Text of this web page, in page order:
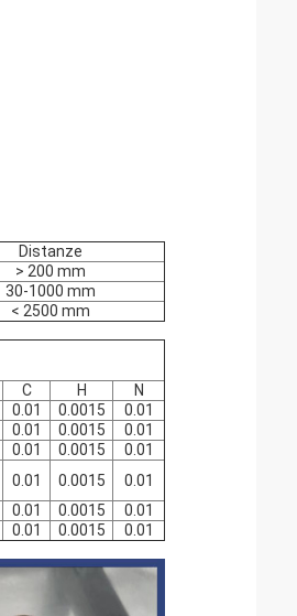
Distanze
> 200 mm
30-1000 mm
< 2500 mm
C H
N
0.01 0.0015
0.01
0.01 0.0015
0.01
0.01 0.0015
0.01
0.01 0.0015
0.01
0.01 0.0015
0.01
0.01 0.0015 0.01